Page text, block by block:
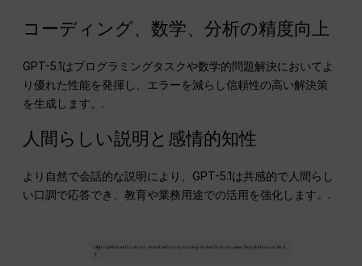
コーディング、数学、分析の精度向上
GPT-5.1はプログラミングタスクや数学的問題解決においてよ
り優れた性能を発揮し、エラーを減らし信頼性の高い解決策
を生成します。.
人間らしい説明と感情的知性
より自然で会話的な説明により、GPT-5.1は共感的で人間らし
い口調で応答でき、教育や業務用途での活用を強化します。.